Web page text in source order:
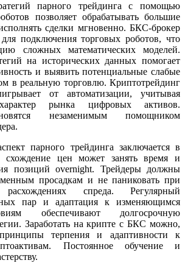
парного трейдинга с помощью
позволяет обрабатывать большие
сделки мгновенно. БКС-брокер
подключения торговых роботов, что
сложных математических моделей.
на исторических данных помогает
и выявить потенциальные слабые
в реальную торговлю. Криптотрейдинг
от автоматизации, учитывая
рынка цифровых активов.
незаменимым помощником
парного трейдинга заключается в
схождение цен может занять время и
позиций overnight. Трейдеры должны
просадкам и не паниковать при
расхождениях спреда. Регулярный
пар и адаптация к изменяющимся
обеспечивают долгосрочную
Заработать на крипте с БКС можно,
терпения и адаптивности к
Постоянное обучение и